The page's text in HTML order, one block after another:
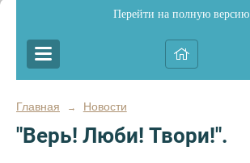
Перейти на полную версию
Главная → Новости
"Верь! Люби! Твори!".